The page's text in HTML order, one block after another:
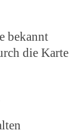
bekannt
die Karte